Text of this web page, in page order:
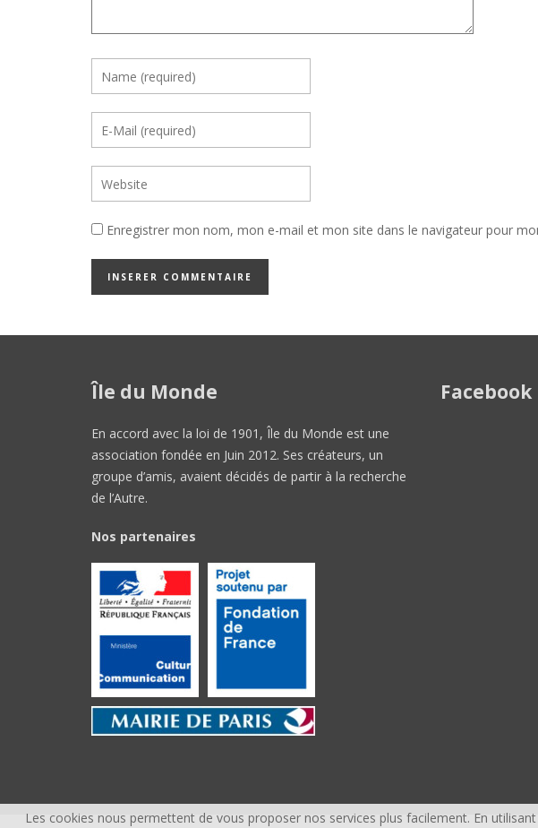
Enregistrer mon nom, mon e-mail et mon site dans le navigateur pour
Île du Monde
En accord avec la loi de 1901, Île du Monde est une
association fondée en Juin 2012. Ses créateurs, un
groupe d’amis, avaient décidés de partir à la recherche
de l’Autre.
Nos partenaires
Facebook
Les cookies nous permettent de vous proposer nos services plus facilement. En